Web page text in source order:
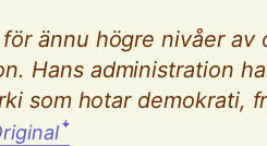
ännu högre nivåer av
Hans administration
som hotar demokrati,
ꜜ